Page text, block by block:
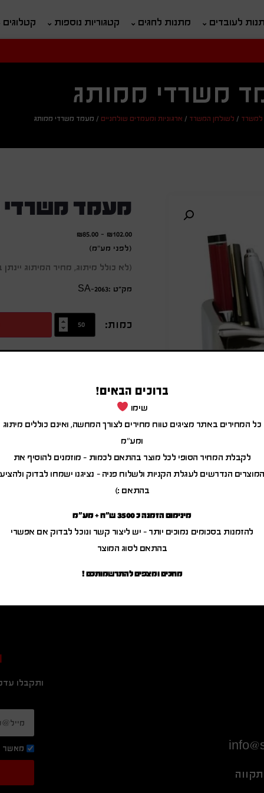
לעובדים מתנות לחגים קטגוריות נוספות קטלוגים
משרדי ממותג
למשרד / לשולחן המשרד / ארגוניות ומעמדים שולחניים / מעמד משרדי ממותג
מעמד משרדי
₪102.00
-
₪85.00
(לפני מע"מ)
(לא כולל מיתוג, מחיר המיתוג
מק״ט :SA-2063
כמות:
מידות בסיס: 19.5x9x2.2 ס"מ
משקל: 0.850 ק"ג
צבעים: כסוף – שחור
(העטים להמחשה בלבד)
ותקבלו
מאשר
ברוכים הבאים!
שימו
כל המחירים באתר מציגים טווח מחירים לצורך המחשה, ואינם כוללים מיתוג
ומע"מ
לקבלת המחיר הסופי לכל מוצר בהתאם לכמות – מוזמנים להוסיף את
המוצרים הנדרשים לעגלת הקניות ולשלוח פניה – נציגנו ישמחו לבדוק ולהציע
בהתאם :)
מינימום הזמנה כ 3500 ש"ח + מע"מ
להזמנות בסכומים נמוכים יותר – יש ליצור קשר ונוכל לבדוק אם אפשרי
בהתאם לסוג המוצר
מחכים ומצפים להתרשמותכם !